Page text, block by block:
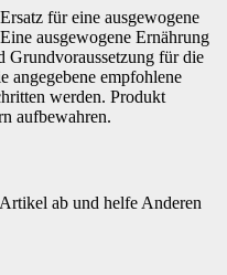
für eine ausgewogene
ausgewogene Ernährung
Grundvoraussetzung für die
angegebene empfohlene
werden. Produkt
aufbewahren.
ab und helfe Anderen